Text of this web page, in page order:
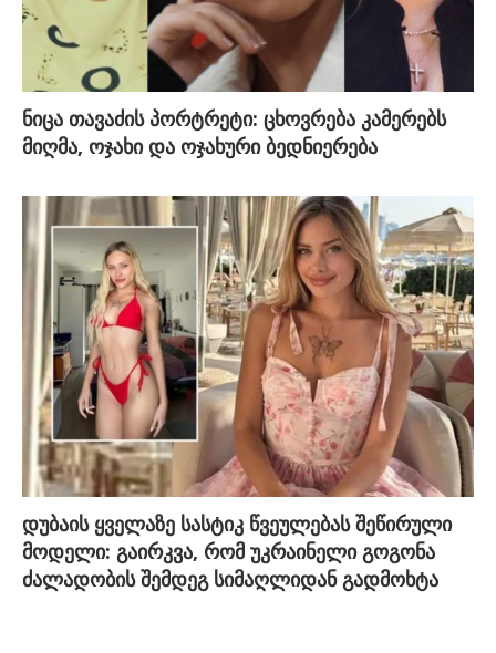
ნიცა თავაძის პორტრეტი: ცხოვრება კამერებს
მიღმა, ოჯახი და ოჯახური ბედნიერება
დუბაის ყველაზე სასტიკ წვეულებას შეწირული
მოდელი: გაირკვა, რომ უკრაინელი გოგონა
ძალადობის შემდეგ სიმაღლიდან გადმოხტა